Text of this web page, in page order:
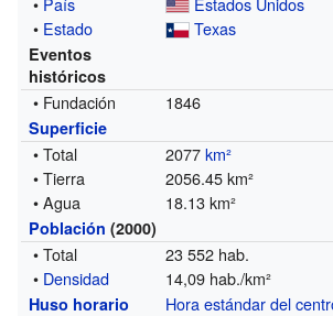
• Estado Texas
Eventos
históricos
• Fundación 1846
Superficie
• Total 2077km²
• Tierra
2056.45 km²
• Agua
18.13 km²
Población (2000)
• Total
23 552 hab.
• Densidad 14,09 hab./km²
Huso horario
Hora estándar del